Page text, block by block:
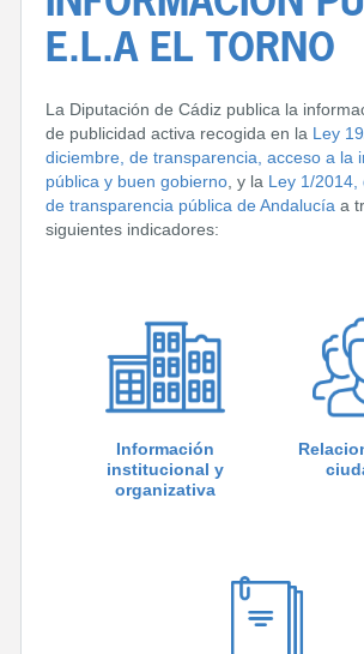
E.L.A EL TORNO
La Diputación de Cádiz publica la
de publicidad activa recogida en la Ley
diciembre, de transparencia, acceso a la
pública y buen gobierno , y la Ley 1/2014,
de transparencia pública de Andalucía a
siguientes indicadores:
Información
institucional y
organizativa